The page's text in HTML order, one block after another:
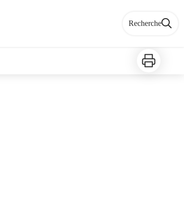
Recherche
Imprimer